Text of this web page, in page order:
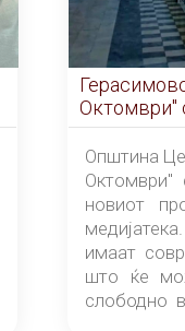
Октомври"
од
Општина
Октомври"
новиот
имаат
што ќе
слободно